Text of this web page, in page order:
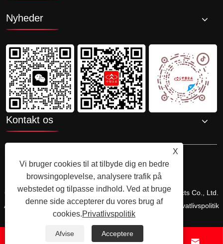
Nyheder
Kontakt os
Copyright © 2025 Shenzhenzhongsuwang Plastic Products Co., Ltd.
Alle rettigheder forbeholdes.Links Sitemap RSS XML Privatlivspolitik
X
Vi bruger cookies til at tilbyde dig en bedre
browsingoplevelse, analysere trafik på
webstedet og tilpasse indhold. Ved at bruge
denne side accepterer du vores brug af
cookies.Privatlivspolitik
Afvise Acceptere